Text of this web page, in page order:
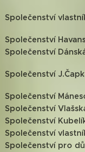
Společenství
Společenství
Společenství
Společenství
Společenství
Společenství
Společenství
Společenství
Společenství pro